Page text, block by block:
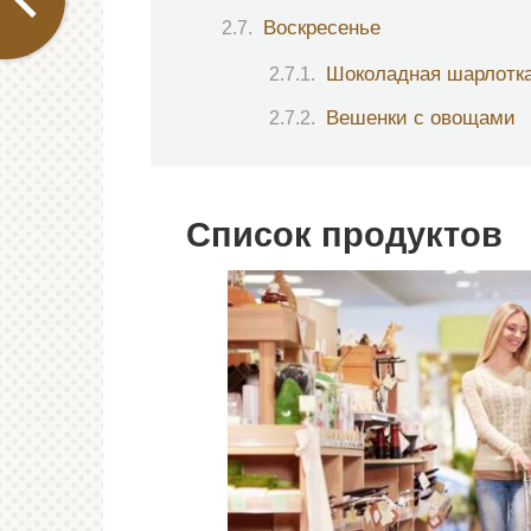
Воскресенье
Шоколадная
Вешенки с овощами
Список продуктов